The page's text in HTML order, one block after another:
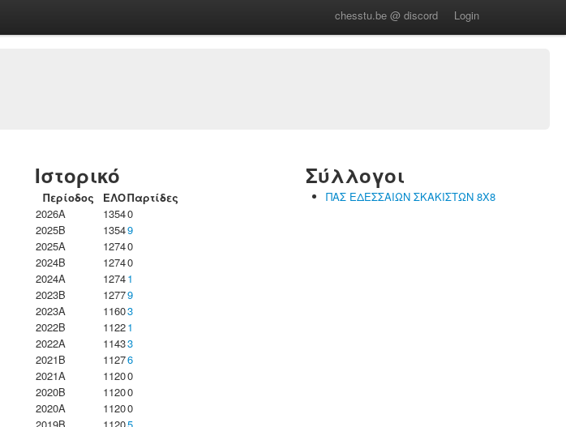
chesstu.be @ discord Login
Ιστορικό
Περίοδος ΕΛΟΠαρτίδες
2026A
13540
2025B
13549
2025A
12740
2024B
12740
2024A
12741
2023B
12779
2023Α
11603
2022B
11221
2022A
11433
2021B
11276
2021A
11200
2020B
11200
2020A
11200
Σύλλογοι
ΠΑΣ ΕΔΕΣΣΑΙΩΝ ΣΚΑΚΙΣΤΩΝ 8Χ8